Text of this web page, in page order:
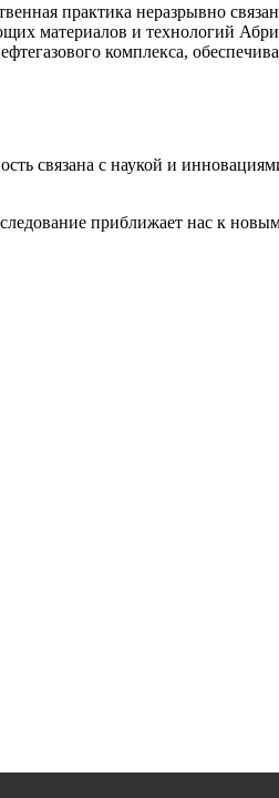
практика неразрывно
материалов и технологий
комплекса,
связана с наукой и
приближает нас к